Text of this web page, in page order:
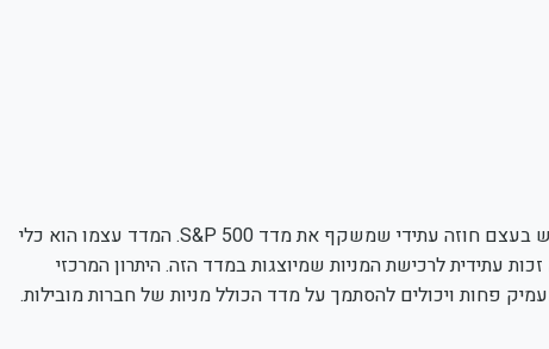
כדי להשקיע במדד S&P 500 באמצעות חוזים עתידיים, יש לרכוש בעצם חוזה עתידי שמשקף את מדד S&P 500. המדד עצמו הוא כלי
עתידית לרכישת המניות שמיוצגות במדד הזה. היתרון המרכזי
ויכולים להסתמך על מדד הכולל מניות של חברות מובילות.